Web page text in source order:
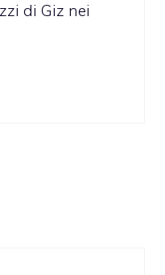
di Giz nei